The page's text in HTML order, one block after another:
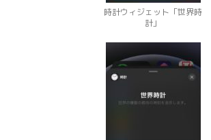
時計ウィジェット「世界時
計」